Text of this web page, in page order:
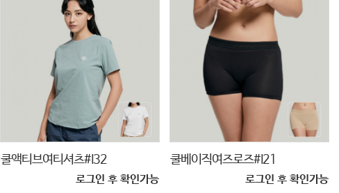
쿨액티브여티셔츠#I32
로그인 후 확인가능
쿨베이직여즈로즈#I21
로그인 후 확인가능